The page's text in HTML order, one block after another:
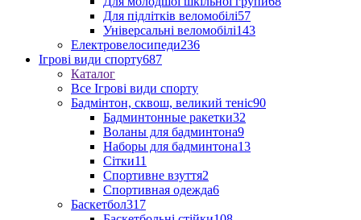
Для підлітків веломобілі57
Універсальні веломобілі143
Електровелосипеди236
Ігрові види спорту687
Каталог
Все Ігрові види спорту
Бадмінтон, сквош, великий теніс90
Бадминтонные ракетки32
Воланы для бадминтона9
Наборы для бадминтона13
Сітки11
Спортивне взуття2
Спортивная одежда6
Баскетбол317